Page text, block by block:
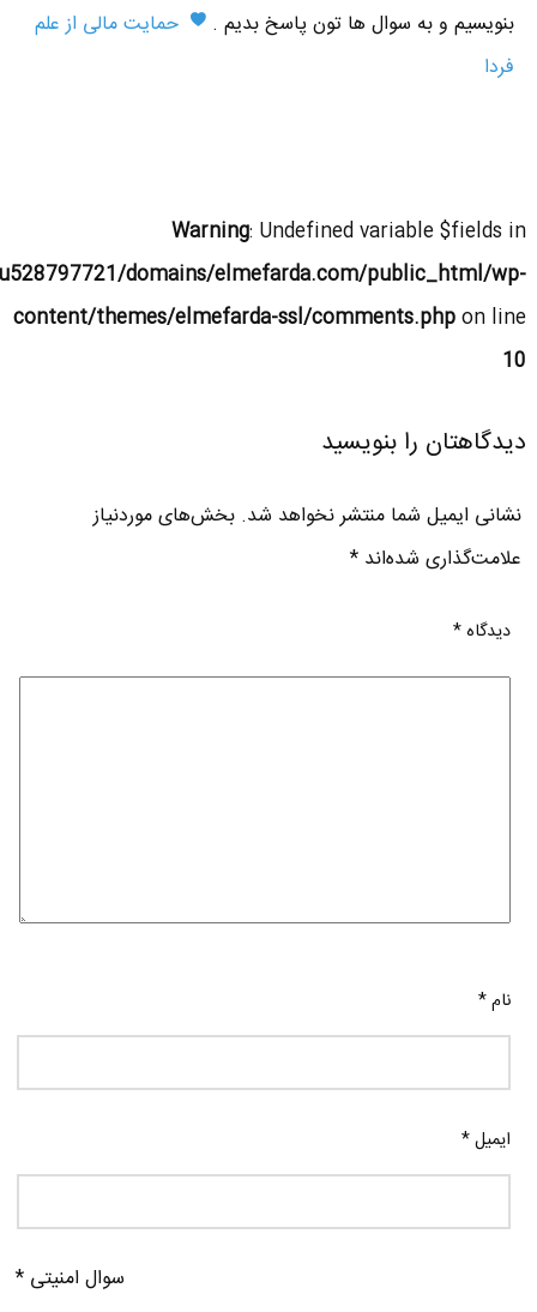
بنویسیم و به سوال ها تون پاسخ بدیم .
حمایت مالی از علم
فردا
Warning: Undefined variable $fields in
domains/elmefarda.com/public_html/wp-
content/themes/elmefarda-ssl/comments.phpon line
10
دیدگاهتان را بنویسید
نشانی ایمیل شما منتشر نخواهد شد. بخش‌های موردنیاز
علامت‌گذاری شده‌اند*
دیدگاه*
نام*
ایمیل*
سوال امنیتی *